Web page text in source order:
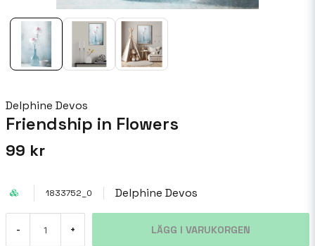
Delphine Devos
Friendship in Flowers
99 kr
1833752_0 Delphine Devos
- + LÄGG I VARUKORGEN